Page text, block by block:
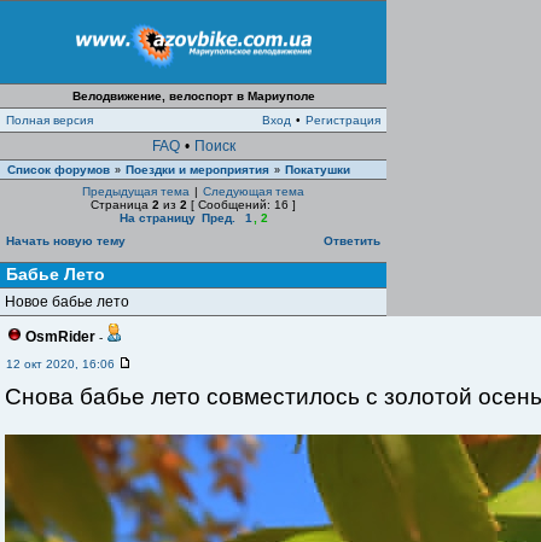
Велодвижение, велоспорт в Мариуполе
Полная версия
Вход • Регистрация
FAQ • Поиск
Список форумов » Поездки и мероприятия » Покатушки
Предыдущая тема | Следующая тема
Страница 2 из 2 [ Сообщений: 16 ]
На страницу Пред. 1
2
Начать новую тему
Ответить
Бабье Лето
Новое бабье лето
OsmRider -
12 окт 2020, 16:06
Снова бабье лето совместилось с золотой